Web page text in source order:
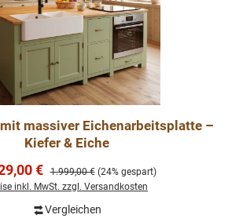
massiver Eichenarbeitsplatte –
Kiefer & Eiche
€ Regulärer Preis:
1.999,00 € (24% gespart)
inkl. MwSt. zzgl. Versandkosten
Vergleichen